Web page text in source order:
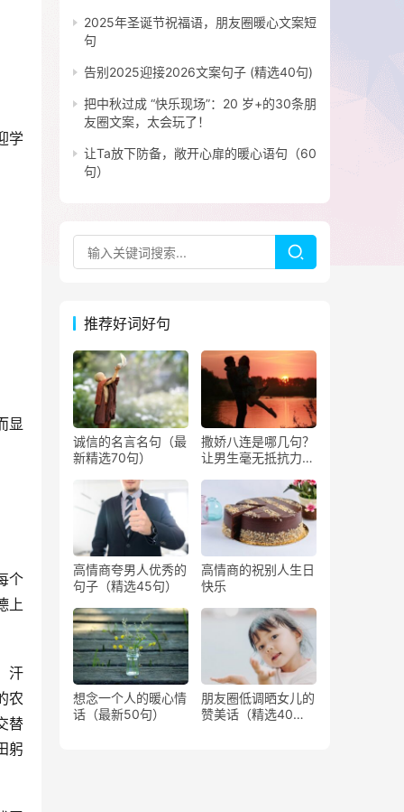
学
显
个
上
汗
农
替
躬
2025年圣诞节祝福语，朋友圈暖心文案短
句
告别2025迎接2026文案句子 (精选40句)
把中秋过成 “快乐现场”：20 岁+的30条朋
友圈文案，太会玩了！
让Ta放下防备，敞开心扉的暖心语句（60
句）
推荐好词好句
诚信的名言名句（最
新精选70句）
撒娇八连是哪几句？
让男生毫无抵抗力撒
高情商夸男人优秀的
句子（精选45句）
高情商的祝别人生日
快乐
想念一个人的暖心情
话（最新50句）
朋友圈低调晒女儿的
赞美话（精选40